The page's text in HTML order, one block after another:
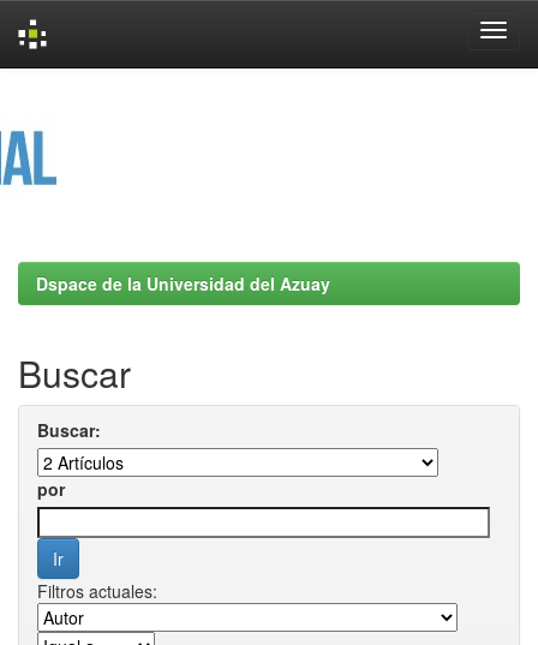
Dspace de la Universidad del Azuay
Buscar
Buscar:
por
Filtros actuales: